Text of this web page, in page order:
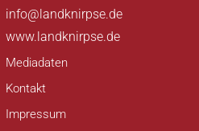
info@landknirpse.de
www.landknirpse.de
Mediadaten
Kontakt
Impressum